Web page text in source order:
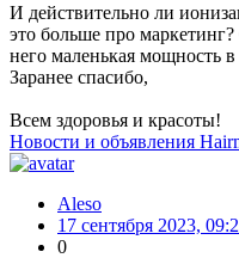
И действительно ли
это больше про
него маленькая мощность
Заранее спасибо,
Всем здоровья и красоты!
Новости и объявления
Aleso
17 сентября 2023,
0